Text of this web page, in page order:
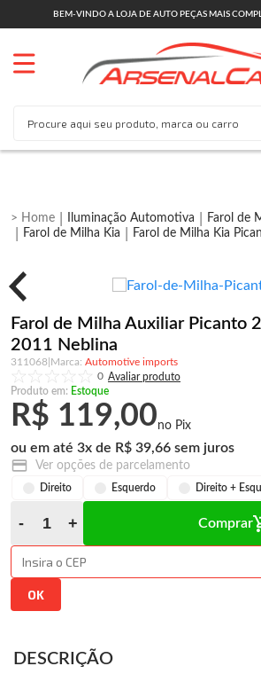
BEM-VINDO A LOJA DE AUTO PEÇAS MAIS
Iluminação Automotiva
Farol de
Farol de Milha Kia
Farol de Milha Kia
Farol de Milha Auxiliar Picanto
2011 Neblina
311068
Automotive imports
0
Produto em: Estoque
R$ 119,00
3x R$ 39,66
Ver opções de parcelamento
Direito Esquerdo Direito +
Comprar
DESCRIÇÃO